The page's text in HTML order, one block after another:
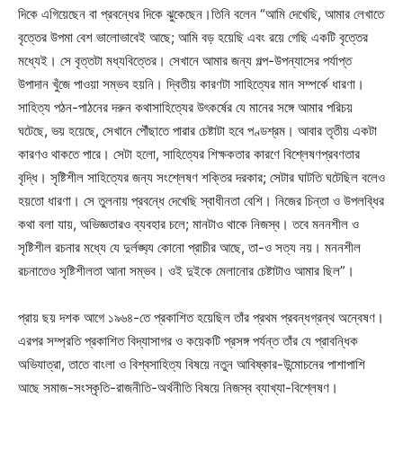
দিকে এগিয়েছেন বা প্রবন্ধের দিকে ঝুকেছেন।তিনি বলেন “আমি দেখেছি, আমার লেখাতে
বৃত্তের উপমা বেশ ভালোভাবেই আছে; আমি বড় হয়েছি এবং রয়ে গেছি একটি বৃত্তের
মধ্যেই। সে বৃত্তটা মধ্যবিত্তের। সেখানে আমার জন্য গল্প-উপন্যাসের পর্যাপ্ত
উপাদান খুঁজে পাওয়া সম্ভব হয়নি। দ্বিতীয় কারণটা সাহিত্যের মান সম্পর্কে ধারণা।
সাহিত্য পঠন-পাঠনের দরুন কথাসাহিত্যের উৎকর্ষের যে মানের সঙ্গে আমার পরিচয়
ঘটেছে, ভয় হয়েছে, সেখানে পৌঁছাতে পারার চেষ্টাটা হবে পণ্ডশ্রম। আবার তৃতীয় একটা
কারণও থাকতে পারে। সেটা হলো, সাহিত্যের শিক্ষকতার কারণে বিশ্লেষণপ্রবণতার
বৃদ্ধি। সৃষ্টিশীল সাহিত্যের জন্য সংশ্লেষণ শক্তির দরকার; সেটার ঘাটতি ঘটেছিল বলেও
হয়তো ধারণা। সে তুলনায় প্রবন্ধে দেখেছি স্বাধীনতা বেশি। নিজের চিন্তা ও উপলব্ধির
কথা বলা যায়, অভিজ্ঞতারও ব্যবহার চলে; মানটাও থাকে নিজস্ব। তবে মননশীল ও
সৃষ্টিশীল রচনার মধ্যে যে দুর্লঙ্ঘ্য কোনো প্রাচীর আছে, তা-ও সত্য নয়। মননশীল
রচনাতেও সৃষ্টিশীলতা আনা সম্ভব। ওই দুইকে মেলানোর চেষ্টাটাও আমার ছিল”।
প্রায় ছয় দশক আগে ১৯৬৪-তে প্রকাশিত হয়েছিল তাঁর প্রথম প্রবন্ধগ্রন্থ অন্বেষণ।
এরপর সম্প্রতি প্রকাশিত বিদ্যাসাগর ও কয়েকটি প্রসঙ্গ পর্যন্ত তাঁর যে প্রাবন্ধিক
অভিযাত্রা, তাতে বাংলা ও বিশ্বসাহিত্য বিষয়ে নতুন আবিষ্কার-উন্মোচনের পাশাপাশি
আছে সমাজ-সংস্কৃতি-রাজনীতি-অর্থনীতি বিষয়ে নিজস্ব ব্যাখ্যা-বিশ্লেষণ।